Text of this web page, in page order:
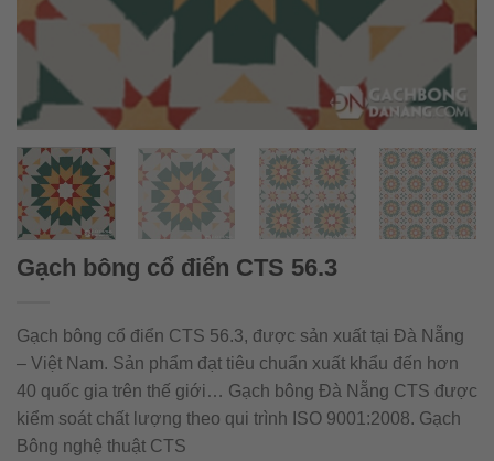
Gạch bông cổ điển CTS 56.3
Gạch bông cổ điển CTS 56.3, được sản xuất tại Đà Nẵng
– Việt Nam. Sản phẩm đạt tiêu chuẩn xuất khẩu đến hơn
40 quốc gia trên thế giới… Gạch bông Đà Nẵng CTS được
kiểm soát chất lượng theo qui trình ISO 9001:2008. Gạch
Bông nghệ thuật CTS